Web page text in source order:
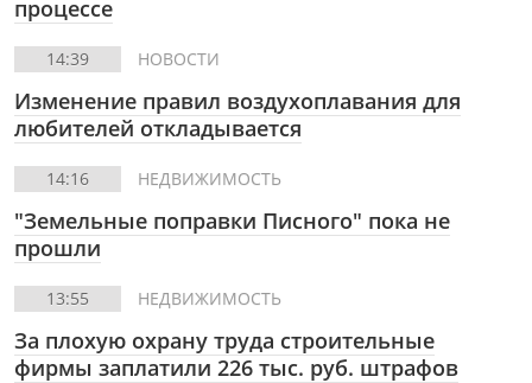
процессе
14:39 НОВОСТИ
Изменение правил воздухоплавания для
любителей откладывается
14:16 НЕДВИЖИМОСТЬ
"Земельные поправки Писного" пока не
прошли
13:55 НЕДВИЖИМОСТЬ
За плохую охрану труда строительные
фирмы заплатили 226 тыс. руб. штрафов